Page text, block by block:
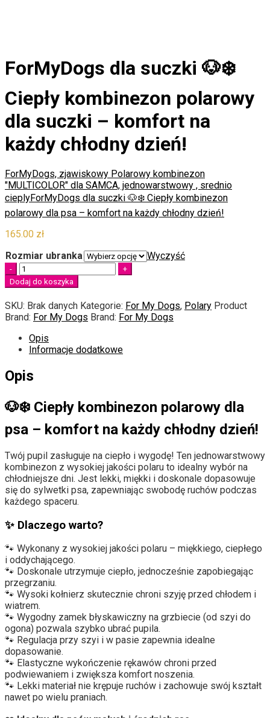
ForMyDogs dla suczki 🐶❄️
Ciepły kombinezon polarowy
dla suczki – komfort na
każdy chłodny dzień!
ForMyDogs, zjawiskowy Polarowy kombinezon
"MULTICOLOR" dla SAMCA, jednowarstwowy , srednio
cieplyForMyDogs dla suczki 🐶❄️ Ciepły kombinezon
polarowy dla psa – komfort na każdy chłodny dzień!
165.00 zł
Rozmiar ubranka
Wyczyść
Quantity
Dodaj do koszyka
SKU: Brak danych Kategorie: For My Dogs, Polary Product
Brand: For My Dogs Brand: For My Dogs
Opis
Informacje dodatkowe
Opis
🐶❄️ Ciepły kombinezon polarowy dla
psa – komfort na każdy chłodny dzień!
Twój pupil zasługuje na ciepło i wygodę! Ten jednowarstwowy
kombinezon z wysokiej jakości polaru to idealny wybór na
chłodniejsze dni. Jest lekki, miękki i doskonale dopasowuje
się do sylwetki psa, zapewniając swobodę ruchów podczas
każdego spaceru.
✨ Dlaczego warto?
🐾 Wykonany z wysokiej jakości polaru – miękkiego, ciepłego
i oddychającego.
🐾 Doskonale utrzymuje ciepło, jednocześnie zapobiegając
przegrzaniu.
🐾 Wysoki kołnierz skutecznie chroni szyję przed chłodem i
wiatrem.
🐾 Wygodny zamek błyskawiczny na grzbiecie (od szyi do
ogona) pozwala szybko ubrać pupila.
🐾 Regulacja przy szyi i w pasie zapewnia idealne
dopasowanie.
🐾 Elastyczne wykończenie rękawów chroni przed
podwiewaniem i zwiększa komfort noszenia.
🐾 Lekki materiał nie krępuje ruchów i zachowuje swój kształt
nawet po wielu praniach.